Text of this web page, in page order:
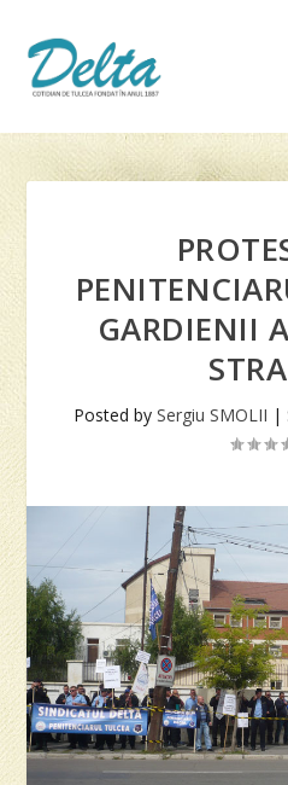
GARDIENII
Posted by Sergiu SMOLII |